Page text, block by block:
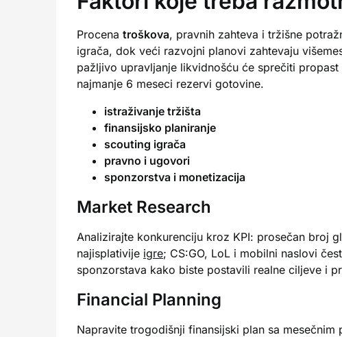
Procena troškova, pravnih zahteva i tržišne
igrača, dok veći razvojni planovi zahtevaju
pažljivo upravljanje likvidnošću će sprečiti propast
najmanje 6 meseci rezervi gotovine.
istraživanje tržišta
finansijsko planiranje
scouting igrača
pravno i ugovori
sponzorstva i monetizacija
Market Research
Analizirajte konkurenciju kroz KPI: prosečan broj
najisplativije igre; CS:GO, LoL i mobilni naslovi
sponzorstava kako biste postavili realne ciljeve i
Financial Planning
Napravite trogodišnji finansijski plan sa